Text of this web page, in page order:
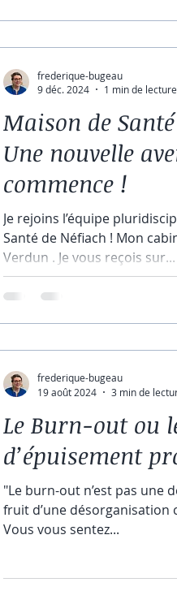
Maison de
Une nouvelle
commence !
Je rejoins l’équipe
Santé de Néfiach ! Mon cabinet se situe au 3 rue de
Verdun . Je vous reçois sur...
frederique-bugeau
9 déc. 2024
1 min de lecture
Le Burn-out ou
d’épuisement
"Le burn-out n’est pas une
fruit d’une désorganisation
Vous vous sentez...
frederique-bugeau
19 août 2024
3 min de